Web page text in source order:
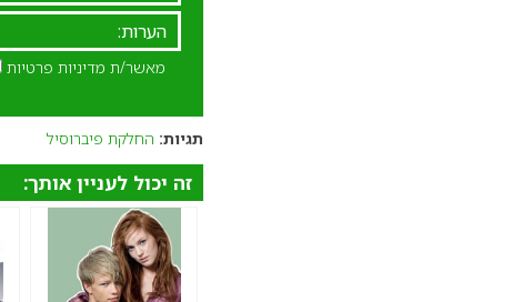
מאשר/ת מדיניות פרטיות
תגיות: החלקת פיברוסיל
זה יכול לעניין אותך: